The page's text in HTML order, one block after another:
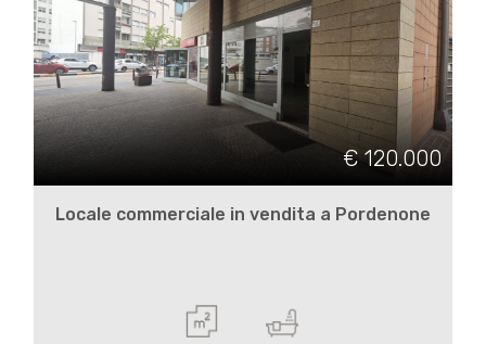
€ 120.000
Locale commerciale in vendita a Pordenone
5+
Bagni
minimi
Qualsiasi